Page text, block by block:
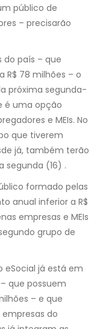
público de
– precisarão
do país – que
78 milhões – o
próxima segunda-
é uma opção
e MEIs. No
que tiverem
já, também terão
segunda (16) .
formado pelas
anual inferior a R$
empresas e MEIs
grupo de
eSocial já está em
que possuem
– e que
do